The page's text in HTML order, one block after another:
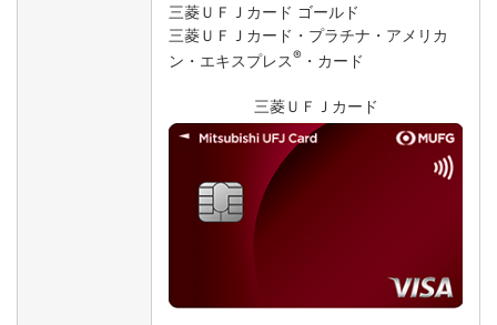
三菱ＵＦＪカード ゴールド
三菱ＵＦＪカード・プラチナ・アメリカ
ン・エキスプレス® ・カード
三菱ＵＦＪカード